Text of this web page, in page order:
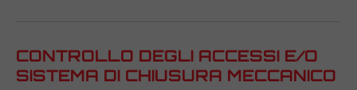
CONTROLLO DEGLI ACCESSI E/O
SISTEMA DI CHIUSURA MECCANICO